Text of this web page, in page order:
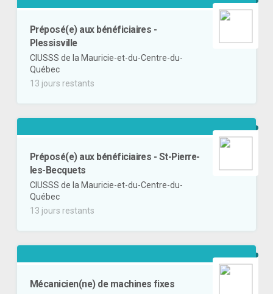
Préposé(e) aux bénéficiaires -
Plessisville
CIUSSS de la Mauricie-et-du-Centre-du-
Québec
13 jours restants
Préposé(e) aux bénéficiaires - St-Pierre-
les-Becquets
CIUSSS de la Mauricie-et-du-Centre-du-
Québec
13 jours restants
Mécanicien(ne) de machines fixes